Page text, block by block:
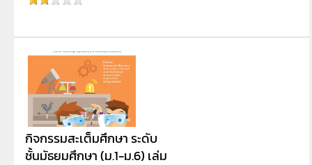
กิจกรรมสะเต็มศึกษา ระดับ
ชั้นมัธยมศึกษา (ม.1-ม.6) เล่ม